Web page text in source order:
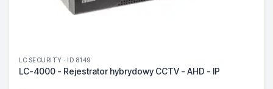
LC SECURITY · ID 8149
LC-4000 - Rejestrator hybrydowy CCTV - AHD - IP